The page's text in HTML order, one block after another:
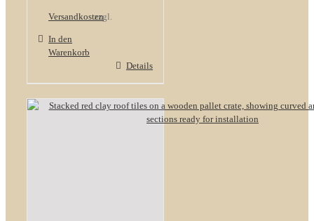
zzgl.
Versandkosten
In den
Warenkorb
Details